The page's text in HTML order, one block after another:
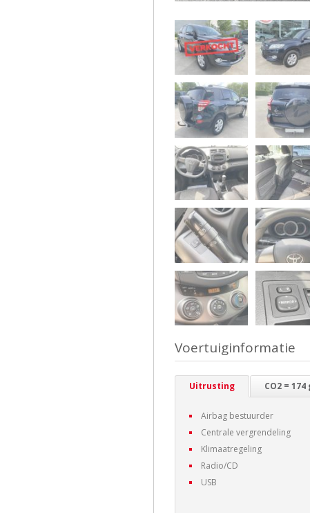
Voertuiginformatie
Uitrusting CO2 =
Airbag bestuurder
Centrale vergrendeling
Klimaatregeling
Radio/CD
USB